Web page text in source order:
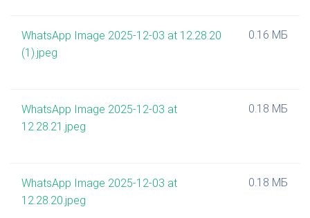
WhatsApp Image 2025-12-03 at 12.28.20
(1).jpeg
0.16 МБ
WhatsApp Image 2025-12-03 at
12.28.21.jpeg
0.18 МБ
WhatsApp Image 2025-12-03 at
12.28.20.jpeg
0.18 МБ